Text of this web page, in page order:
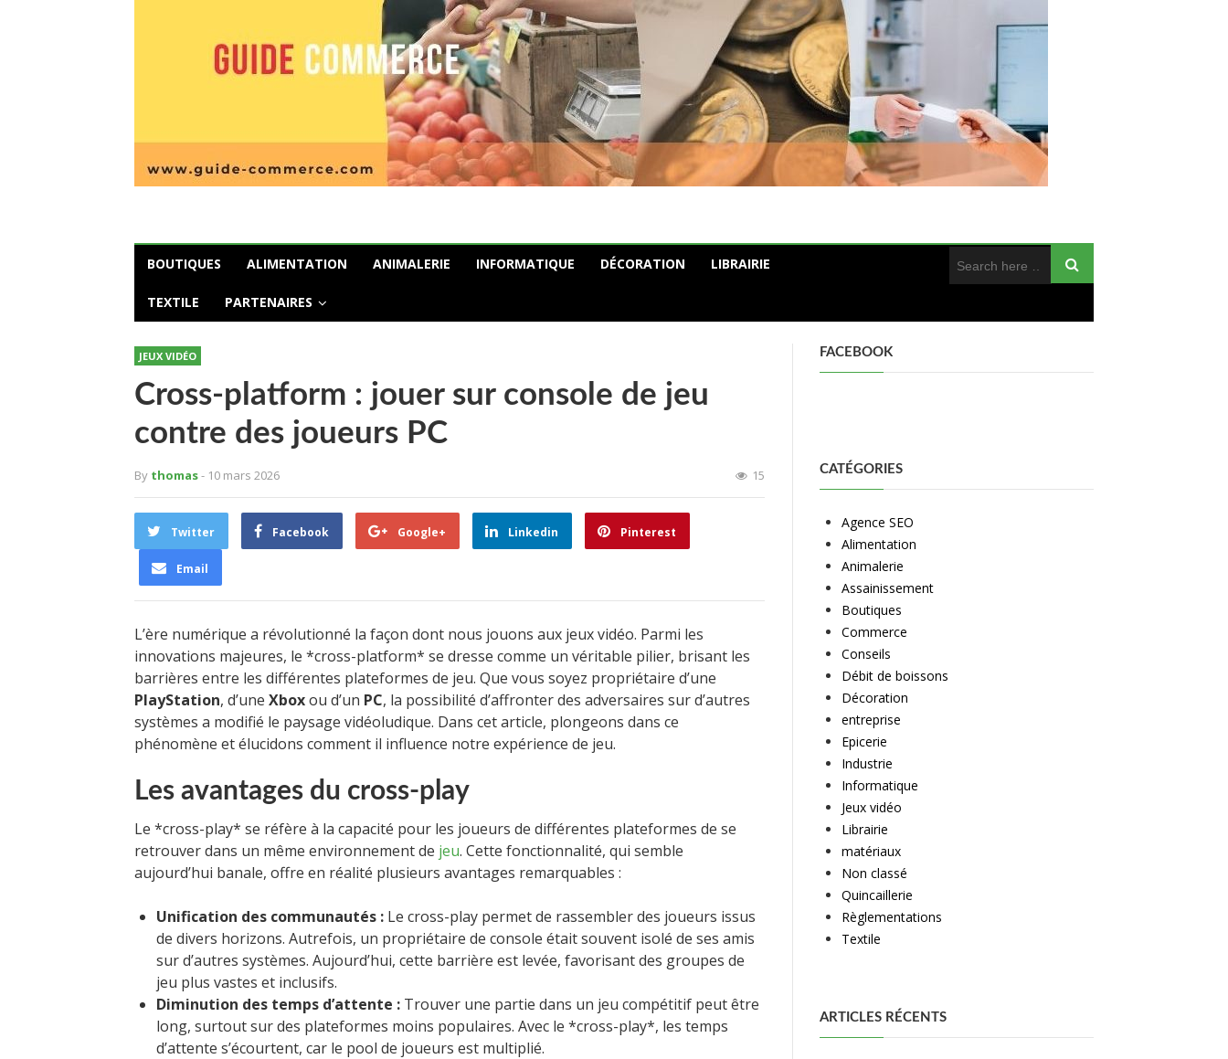
BOUTIQUES ALIMENTATION ANIMALERIE INFORMATIQUE DÉCORATION LIBRAIRIE
TEXTILE PARTENAIRES
JEUX VIDÉO
Cross-platform : jouer sur console de jeu
contre des joueurs PC
By thomas- 10 mars 2026 15
Twitter Facebook Google+ Linkedin Pinterest
Email
L’ère numérique a révolutionné la façon dont nous jouons aux jeux vidéo. Parmi les
innovations majeures, le *cross-platform* se dresse comme un véritable pilier, brisant les
barrières entre les différentes plateformes de jeu. Que vous soyez propriétaire d’une
PlayStation, d’une Xboxou d’un PC, la possibilité d’affronter des adversaires sur d’autres
systèmes a modifié le paysage vidéoludique. Dans cet article, plongeons dans ce
phénomène et élucidons comment il influence notre expérience de jeu.
Les avantages du cross-play
Le *cross-play* se réfère à la capacité pour les joueurs de différentes plateformes de se
retrouver dans un même environnement de jeu. Cette fonctionnalité, qui semble
aujourd’hui banale, offre en réalité plusieurs avantages remarquables :
Unification des communautés : Le cross-play permet de rassembler des joueurs issus
de divers horizons. Autrefois, un propriétaire de console était souvent isolé de ses amis
sur d’autres systèmes. Aujourd’hui, cette barrière est levée, favorisant des groupes de
jeu plus vastes et inclusifs.
Diminution des temps d’attente : Trouver une partie dans un jeu compétitif peut être
long, surtout sur des plateformes moins populaires. Avec le *cross-play*, les temps
d’attente s’écourtent, car le pool de joueurs est multiplié.
FACEBOOK
CATÉGORIES
Agence SEO
Alimentation
Animalerie
Assainissement
Boutiques
Commerce
Conseils
Débit de boissons
Décoration
entreprise
Epicerie
Industrie
Informatique
Jeux vidéo
Librairie
matériaux
Non classé
Quincaillerie
Règlementations
Textile
ARTICLES RÉCENTS